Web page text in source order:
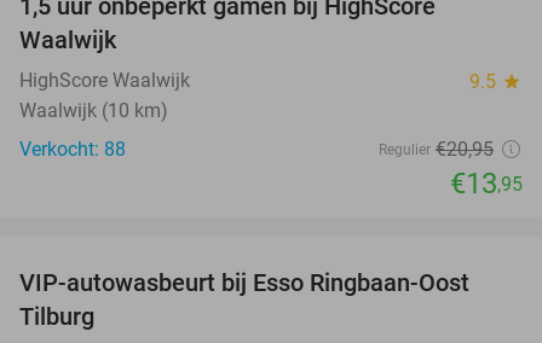
Waalwijk
HighScore Waalwijk 9.5 star
Waalwijk (10 km)
Verkocht: 88
Regulier €20,95
€13,95
42%
VIP-autowasbeurt bij Esso Ringbaan-Oost
Tilburg